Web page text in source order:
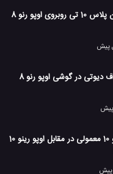
مقایسه کامل وان پلاس 10 تی روبروی اوپو رنو 8
تست بازی کال اف دیوتی در گوشی اوپو رنو 8
مقایسه اوپو رینو 10 معمولی در مقابل اوپو رینو 10